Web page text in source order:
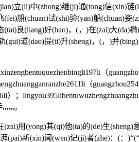
立(li)中(zhong)继(ji)通(tong)信(xin)
船(chuan)试(shi)验(yan)船(chuan)姿
良(liang)好(hao)，(，)在(zai)大(da)
道(dao)提(ti)升(sheng)，(，)并
xinzengbentuquezhenbingli197li （
（
）；
。
(yong)其(qi)他(ta)的(de)生(sheng)
新(xin)闻(wen)记(ji)者(zhe)：(：